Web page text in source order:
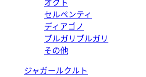
オクト
セルペンティ
ディアゴノ
ブルガリブルガリ
その他
ジャガールクルト